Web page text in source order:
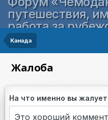
путешествия,
работа за
Канада
Жалоба
На что именно вы